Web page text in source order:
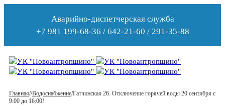
Аварийно-диспетчерская служба
+7 981 199-68-36 / 642-21-60 / 291-35-88
Главная//Водоснабжение/Гатчинская 26. Отключение горячей воды 20 сентября с
9:00 до 16:00!